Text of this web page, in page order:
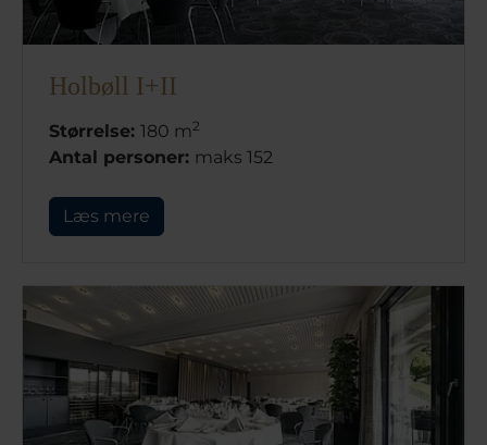
Holbøll I+II
Størrelse: 180 m2
Antal personer: maks 152
Læs mere